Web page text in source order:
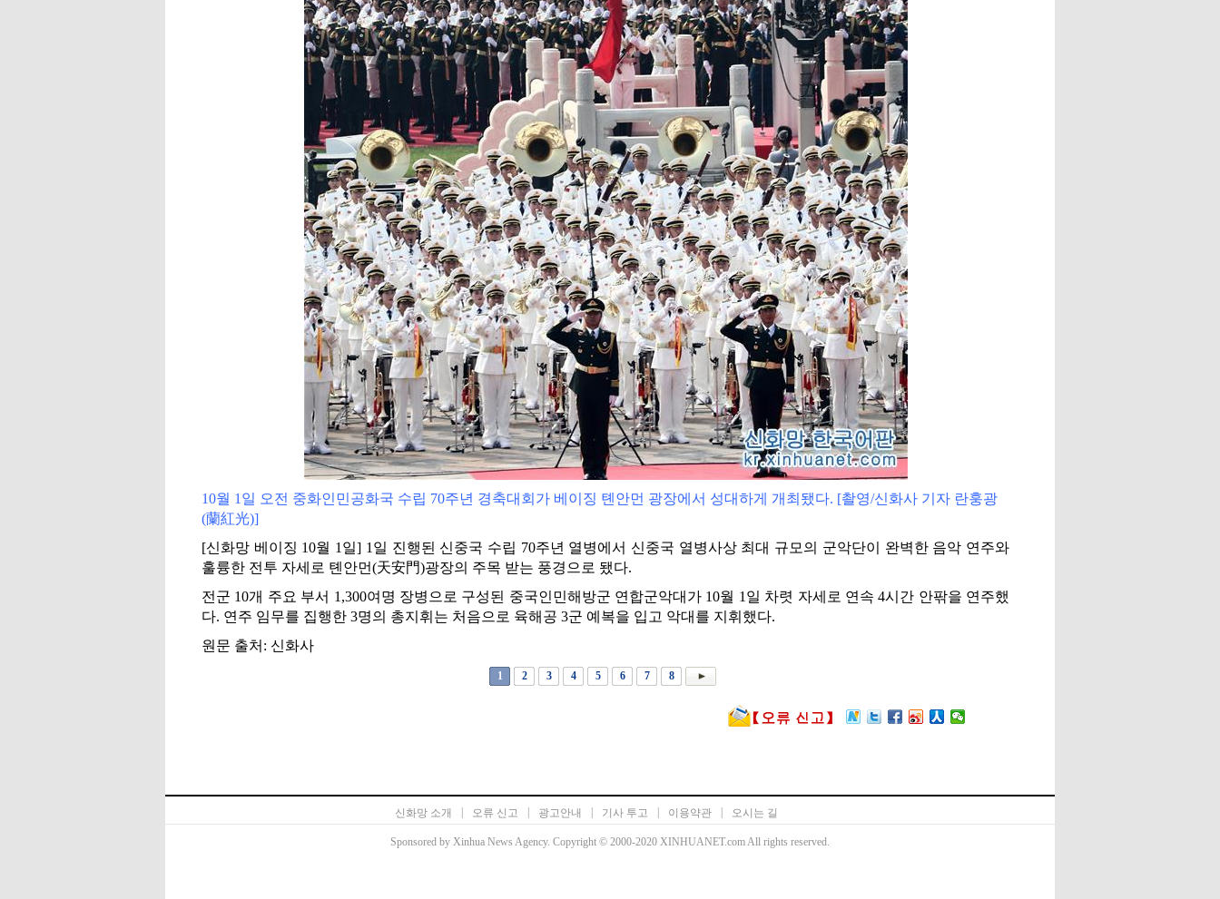
10월 1일 오전 중화인민공화국 수립 70주년 경축대회가 베이징 톈안먼 광장에서 성대하게 개최됐다. [촬영/신화사 기자 란훙광
(蘭紅光)]
[신화망 베이징 10월 1일] 1일 진행된 신중국 수립 70주년 열병에서 신중국 열병사상 최대 규모의 군악단이 완벽한 음악 연주와
훌륭한 전투 자세로 톈안먼(天安門)광장의 주목 받는 풍경으로 됐다.
전군 10개 주요 부서 1,300여명 장병으로 구성된 중국인민해방군 연합군악대가 10월 1일 차렷 자세로 연속 4시간 안팎을 연주했
다. 연주 임무를 집행한 3명의 총지휘는 처음으로 육해공 3군 예복을 입고 악대를 지휘했다.
원문 출처: 신화사
1 2 3 4 5 6 7 8